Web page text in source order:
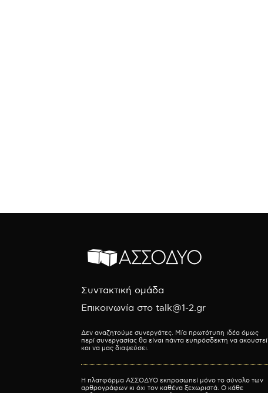
Συντακτική ομάδα
Επικοινωνία στο talk@1-2.gr
Δεν αναζητούμε συνεργάτες. Μία πρωτότυπη ιδέα όμως
περί συνεργασίας θα είναι πάντα ευπρόσδεκτη να ακουστεί
και να μας διαψεύσει.
Η πλατφόρμα ΑΣΣΟΔΥΟ εκπροσωπεί μόνο το σύνολο των
αρθρογράφων κι όχι τον καθένα ξεχωριστά. Ο κάθε